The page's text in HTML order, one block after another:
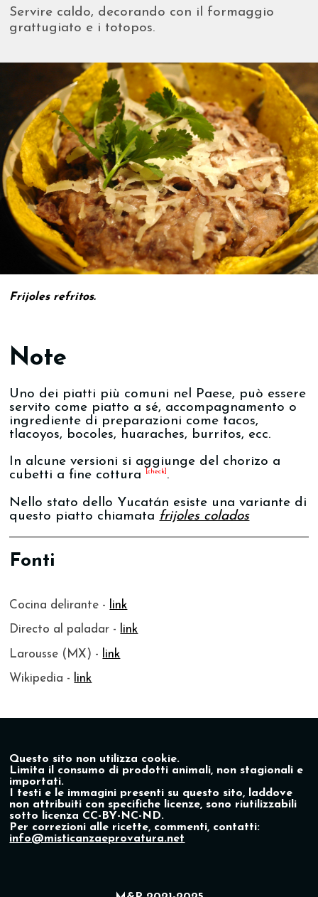
Servire caldo, decorando con il formaggio
grattugiato e i totopos.
Frijoles refritos.
Note
Uno dei piatti più comuni nel Paese, può essere
servito come piatto a sé, accompagnamento o
ingrediente di preparazioni come tacos,
tlacoyos, bocoles, huaraches, burritos, ecc.
In alcune versioni si aggiunge del chorizo a
cubetti a fine cottura
[check] .
Nello stato dello Yucatán esiste una variante di
questo piatto chiamata frijoles colados
Fonti
Cocina delirante - link
Directo al paladar - link
Larousse (MX) - link
Wikipedia - link
Questo sito non utilizza cookie.
Limita il consumo di prodotti animali, non stagionali e
importati.
I testi e le immagini presenti su questo sito, laddove
non attribuiti con specifiche licenze, sono riutilizzabili
sotto licenza CC-BY-NC-ND.
Per correzioni alle ricette, commenti, contatti:
info@misticanzaeprovatura.net